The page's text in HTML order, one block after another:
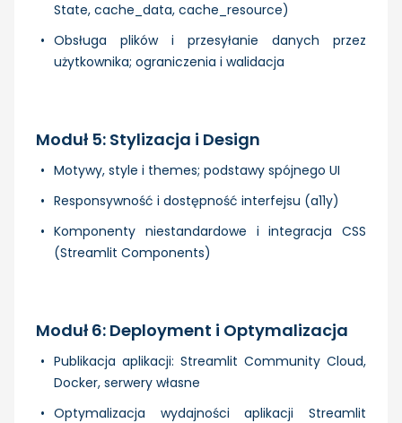
State, cache_data, cache_resource)
Obsługa plików i przesyłanie danych przez
użytkownika; ograniczenia i walidacja
Moduł 5: Stylizacja i Design
Motywy, style i themes; podstawy spójnego UI
Responsywność i dostępność interfejsu (a11y)
Komponenty niestandardowe i integracja CSS
(Streamlit Components)
Moduł 6: Deployment i Optymalizacja
Publikacja aplikacji: Streamlit Community Cloud,
Docker, serwery własne
Optymalizacja wydajności aplikacji Streamlit